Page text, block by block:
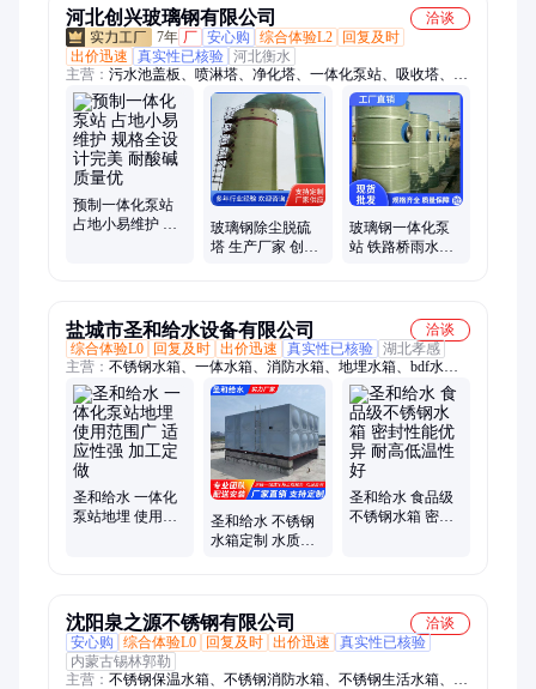
河北创兴玻璃钢有限公司
洽谈
7年 厂 安心购 综合体验L2
回复及时
出价迅速
真实性已核验 河北衡水
主营： 污水池盖板、喷淋塔、净化塔、一体化泵站、吸收塔、生
物除臭箱、吸附箱、风阀、玻璃钢管件、玻璃钢管道、烟囱
预制一体化泵站
占地小易维护 规
玻璃钢除尘脱硫
塔 生产厂家 创兴
玻璃钢一体化泵
站 铁路桥雨水污
盐城市圣和给水设备有限公司
洽谈
综合体验L0
回复及时 出价迅速 真实性已核验 湖北孝感
主营： 不锈钢水箱、一体水箱、消防水箱、地埋水箱、bdf水
箱、箱泵一体化
圣和给水 一体化
泵站地埋 使用范
圣和给水 不锈钢
水箱定制 水质洁
圣和给水 食品级
不锈钢水箱 密封
沈阳泉之源不锈钢有限公司
洽谈
安心购
综合体验L0 回复及时 出价迅速
真实性已核验
内蒙古锡林郭勒
主营： 不锈钢保温水箱、不锈钢消防水箱、不锈钢生活水箱、白